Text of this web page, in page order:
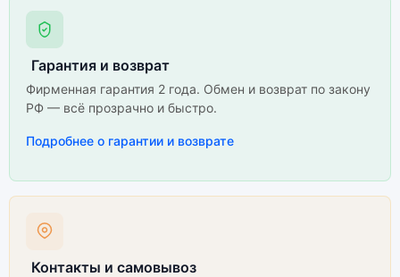
Гарантия и возврат
Фирменная гарантия 2 года. Обмен и возврат по закону
РФ — всё прозрачно и быстро.
Подробнее о гарантии и возврате
Контакты и самовывоз